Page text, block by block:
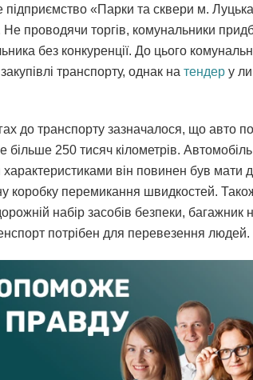
«Парки та сквери м.
Не проводячи торгів, комунальники
без конкуренції. До цього
транспорту, однак на тендер у
до транспорту зазначалося, що авто
більше 250 тисяч кілометрів.
характеристиками він повинен був мати
коробку перемикання швидкостей.
набір засобів безпеки, багажник
потрібен для перевезення людей.